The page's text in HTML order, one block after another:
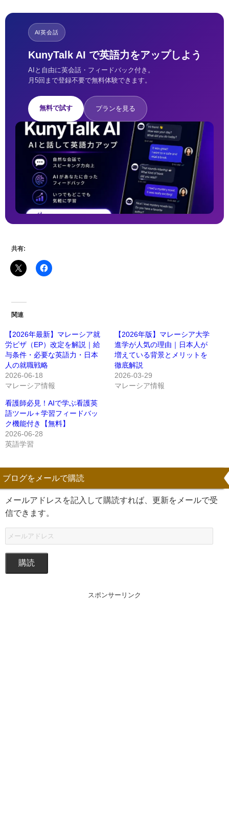
AI英会話
KunyTalk AI で英語力をアップしよう
AIと自由に英会話・フィードバック付き。
月5回まで登録不要で無料体験できます。
無料で試す プランを見る
共有:
関連
【2026年最新】マレーシア就
労ビザ（EP）改定を解説｜給
与条件・必要な英語力・日本
人の就職戦略
2026-06-18
マレーシア情報
【2026年版】マレーシア大学
進学が人気の理由｜日本人が
増えている背景とメリットを
徹底解説
2026-03-29
マレーシア情報
看護師必見！AIで学ぶ看護英
語ツール＋学習フィードバッ
ク機能付き【無料】
2026-06-28
英語学習
ブログをメールで購読
メールアドレスを記入して購読すれば、更新をメールで受
信できます。
購読
スポンサーリンク